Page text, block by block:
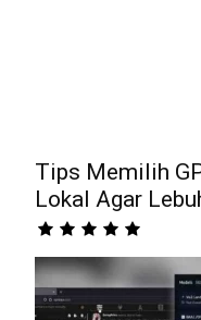
Tips Memilih
Lokal Agar